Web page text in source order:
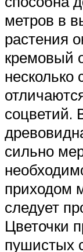
метров в
растения
кремовый
несколько
соцветий.
сильно
приходом
следует
Цветочки
пушистых